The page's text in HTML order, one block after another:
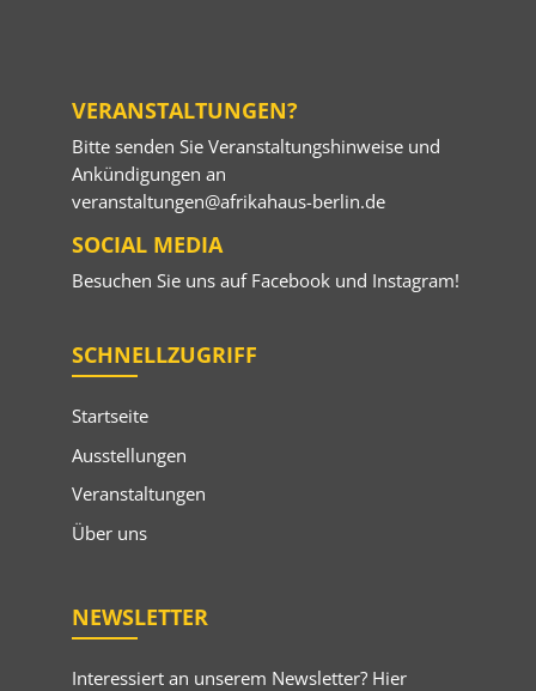
VERANSTALTUNGEN?
Bitte senden Sie Veranstaltungshinweise und
Ankündigungen an
veranstaltungen@afrikahaus-berlin.de
SOCIAL MEDIA
Besuchen Sie uns auf Facebookund Instagram!
SCHNELLZUGRIFF
Startseite
Ausstellungen
Veranstaltungen
Über uns
NEWSLETTER
Interessiert an unserem Newsletter? Hier